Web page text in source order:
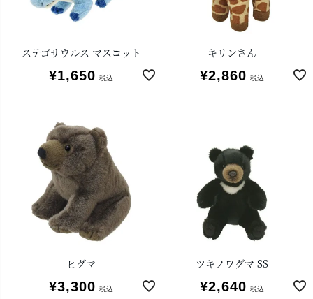
ステゴサウルス マスコット
¥1,650 税込
キリンさん
¥2,860 税込
ヒグマ
¥3,300 税込
ツキノワグマ SS
¥2,640 税込